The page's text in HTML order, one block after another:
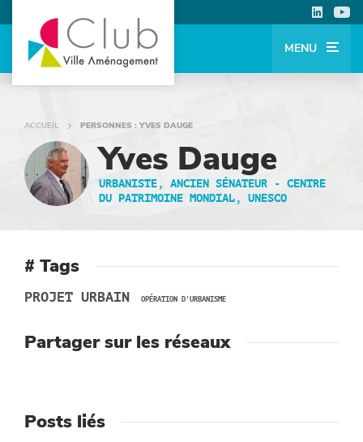
MENU
ACCUEIL PERSONNES : YVES DAUGE
Yves Dauge
URBANISTE, ANCIEN SÉNATEUR - CENTRE
DU PATRIMOINE MONDIAL, UNESCO
Posts liés
# Tags
PROJET URBAIN OPÉRATION D'URBANISME
Partager sur les réseaux